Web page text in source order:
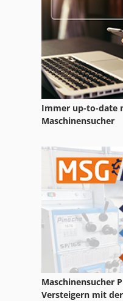
Immer up-to-date
Maschinensucher
Maschinensucher
Versteigern mit